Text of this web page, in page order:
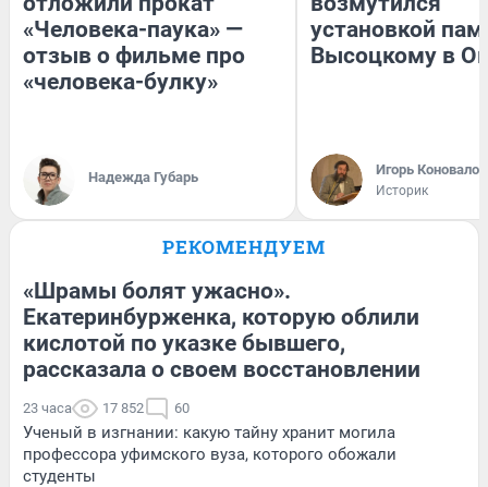
«Человека-паука» —
отзыв о фильме про
«человека-булку»
Надежда Губарь
установкой
Высоцкому в
Игорь Коновалов
Историк
РЕКОМЕНДУЕМ
«Шрамы болят ужасно».
Екатеринбурженка, которую облили
кислотой по указке бывшего,
рассказала о своем восстановлении
23 часа 17 852 60
Ученый в изгнании: какую тайну хранит могила
профессора уфимского вуза, которого обожали
студенты